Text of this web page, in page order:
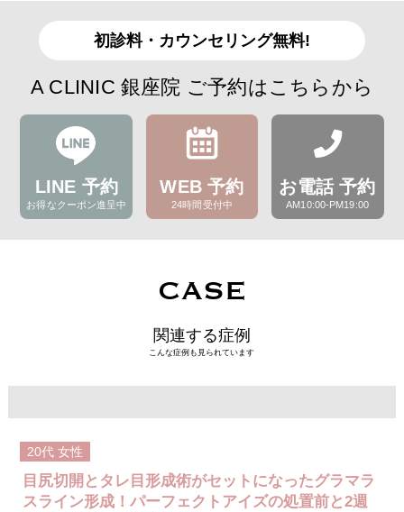
初診料・カウンセリング無料!
A CLINIC 銀座院 ご予約はこちらから
LINE 予約
お得なクーポン進呈中
WEB 予約
24時間受付中
お電話 予約
AM10:00-PM19:00
CASE
関連する症例
こんな症例も見られています
20代 女性
目尻切開とタレ目形成術がセットになったグラマラ
スライン形成！パーフェクトアイズの処置前と2週